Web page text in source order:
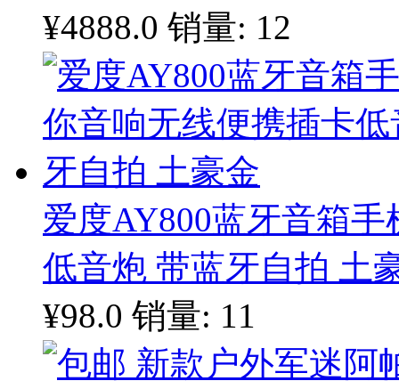
¥4888.0 销量: 12
爱度AY800蓝牙音箱
低音炮 带蓝牙自拍 土
¥98.0 销量: 11